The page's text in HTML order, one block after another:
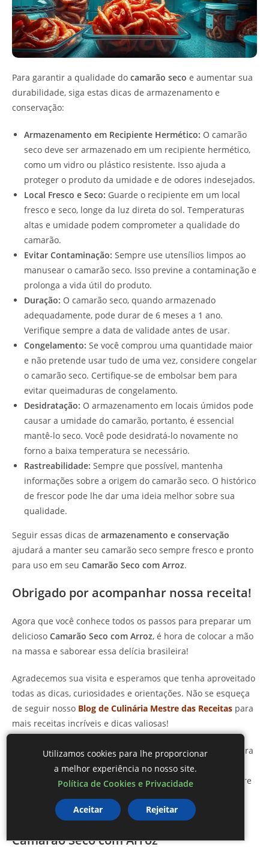
Para garantir a qualidade do camarão seco e aumentar sua
durabilidade, siga estas dicas de armazenamento e
conservação:
Armazenamento em Recipiente Hermético: O camarão
seco deve ser armazenado em um recipiente hermético,
como um vidro ou plástico resistente. Isso ajuda a
proteger o produto da umidade e de odores indesejados.
Local Fresco e Seco: Guarde o recipiente em um local
fresco e seco, longe da luz direta do sol. Temperaturas
altas e umidade podem comprometer a qualidade do
camarão.
Evitar Contaminação: Sempre use utensílios limpos ao
manusear o camarão seco. Isso previne a contaminação e
prolonga a vida útil do produto.
Duração: O camarão seco, quando armazenado
adequadamente, pode durar de 6 meses a 1 ano.
Verifique sempre a data de validade antes de usar.
Congelamento: Se você comprou uma quantidade maior
e não pretende usar tudo de uma vez, considere congelar
o camarão seco. Certifique-se de embolsar bem para
evitar queimaduras de congelamento.
Desidratação: O armazenamento em locais úmidos pode
causar a umidade do camarão, portanto, é essencial
mantê-lo seco. Você pode desidratá-lo novamente no
forno a baixa temperatura se necessário.
Rastreabilidade: Sempre que possível, mantenha
informações sobre a origem do camarão seco. O histórico
de frescor pode lhe dar uma ideia melhor sobre sua
qualidade.
Seguir essas dicas de armazenamento e conservação
ajudará a manter seu camarão seco sempre fresco e pronto
para uso em seu Camarão Seco com Arroz.
Obrigado por acompanhar nossa receita!
Agora que você conhece todos os passos para preparar um
delicioso Camarão Seco com Arroz, é hora de colocar a mão
na massa e saborear essa delícia brasileira!
Agradecemos sua visita e esperamos que tenha aproveitado
todas as dicas, curiosidades e orientações. Não se esqueça
de seguir nosso Blog de Culinária Mestre das Receitas para
mais receitas incríveis e dicas valiosas!
Convidamos você a nos acompanhar nas redes sociais, para
que juntos possamos explorar o maravilhoso mundo da
culinária. Junte-se à nossa comunidade e descubra sempre
FAQ – Perguntas frequentes sobre
Camarão Seco com Arroz
Utilizamos cookies para lhe proporcionar
a melhor experiência no nosso site.
Política de Cookies e Privacidade
Aceitar Rejeitar